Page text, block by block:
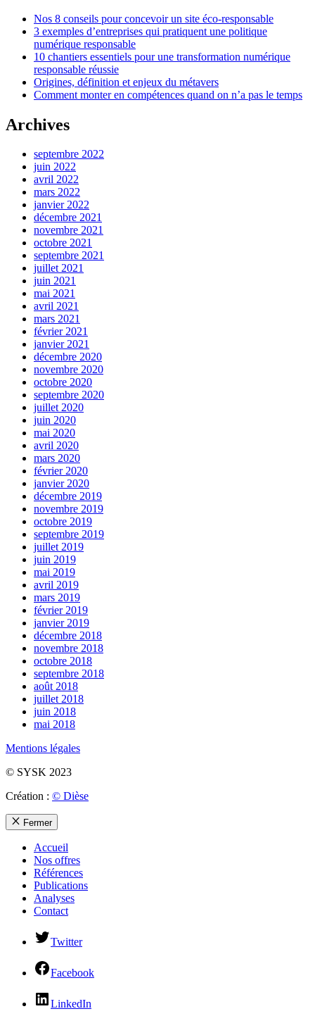
Nos 8 conseils pour concevoir un site éco-responsable
3 exemples d’entreprises qui pratiquent une politique
numérique responsable
10 chantiers essentiels pour une transformation numérique
responsable réussie
Origines, définition et enjeux du métavers
Comment monter en compétences quand on n’a pas le temps
Archives
septembre 2022
juin 2022
avril 2022
mars 2022
janvier 2022
décembre 2021
novembre 2021
octobre 2021
septembre 2021
juillet 2021
juin 2021
mai 2021
avril 2021
mars 2021
février 2021
janvier 2021
décembre 2020
novembre 2020
octobre 2020
septembre 2020
juillet 2020
juin 2020
mai 2020
avril 2020
mars 2020
février 2020
janvier 2020
décembre 2019
novembre 2019
octobre 2019
septembre 2019
juillet 2019
juin 2019
mai 2019
avril 2019
mars 2019
février 2019
janvier 2019
décembre 2018
novembre 2018
octobre 2018
septembre 2018
août 2018
juillet 2018
juin 2018
mai 2018
Mentions légales
© SYSK 2023
Création : © Dièse
Fermer
Accueil
Nos offres
Références
Publications
Analyses
Contact
Twitter
Facebook
LinkedIn